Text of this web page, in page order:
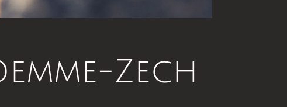
Zech